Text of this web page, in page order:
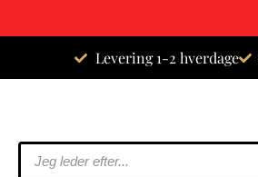
Levering 1-2 hverdage